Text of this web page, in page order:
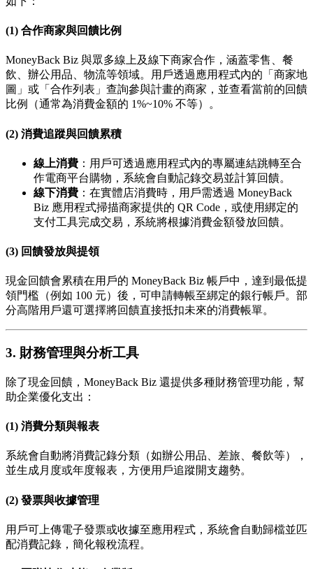
(1) 合作商家與回饋比例
MoneyBack Biz 與眾多線上及線下商家合作，涵蓋零售、餐
飲、辦公用品、物流等領域。用戶透過應用程式內的「商家地
圖」或「合作列表」查詢參與計畫的商家，並查看當前的回饋
比例（通常為消費金額的 1%~10% 不等）。
(2) 消費追蹤與回饋累積
線上消費 ：用戶可透過應用程式內的專屬連結跳轉至合
作電商平台購物，系統會自動記錄交易並計算回饋。
線下消費 ：在實體店消費時，用戶需透過 MoneyBack
Biz 應用程式掃描商家提供的 QR Code，或使用綁定的
支付工具完成交易，系統將根據消費金額發放回饋。
(3) 回饋發放與提領
現金回饋會累積在用戶的 MoneyBack Biz 帳戶中，達到最低提
領門檻（例如 100 元）後，可申請轉帳至綁定的銀行帳戶。部
分高階用戶還可選擇將回饋直接抵扣未來的消費帳單。
3. 財務管理與分析工具
除了現金回饋，MoneyBack Biz 還提供多種財務管理功能，幫
助企業優化支出：
(1) 消費分類與報表
系統會自動將消費記錄分類（如辦公用品、差旅、餐飲等），
並生成月度或年度報表，方便用戶追蹤開支趨勢。
(2) 發票與收據管理
用戶可上傳電子發票或收據至應用程式，系統會自動歸檔並匹
配消費記錄，簡化報稅流程。